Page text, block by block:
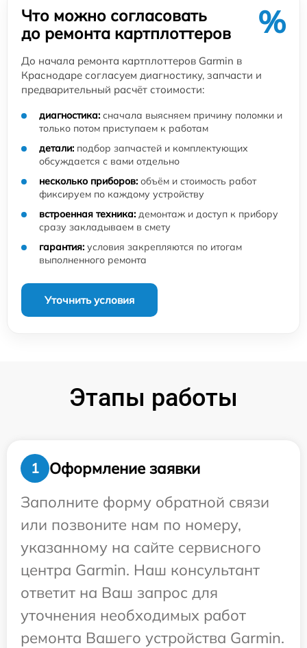
Что можно согласовать
до ремонта картплоттеров
%
До начала ремонта картплоттеров Garmin в
Краснодаре согласуем диагностику, запчасти и
предварительный расчёт стоимости:
диагностика: сначала выясняем причину поломки и
только потом приступаем к работам
детали: подбор запчастей и комплектующих
обсуждается с вами отдельно
несколько приборов: объём и стоимость работ
фиксируем по каждому устройству
встроенная техника: демонтаж и доступ к прибору
сразу закладываем в смету
гарантия: условия закрепляются по итогам
выполненного ремонта
Уточнить условия
Этапы работы
1
Оформление заявки
Заполните форму обратной связи
или позвоните нам по номеру,
указанному на сайте сервисного
центра Garmin. Наш консультант
ответит на Ваш запрос для
уточнения необходимых работ
ремонта Вашего устройства Garmin.